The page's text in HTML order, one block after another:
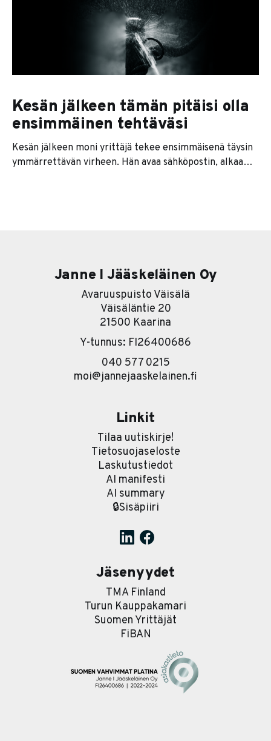
Kesän jälkeen tämän pitäisi olla
ensimmäinen tehtäväsi
Kesän jälkeen moni yrittäjä tekee ensimmäisenä täysin
ymmärrettävän virheen. Hän avaa sähköpostin, alkaa
Janne I Jääskeläinen Oy
Avaruuspuisto Väisälä
Väisäläntie 20
21500 Kaarina
Y-tunnus: FI26400686
040 577 0215
moi@jannejaaskelainen.fi
Linkit
Tilaa uutiskirje!
Tietosuojaseloste
Laskutustiedot
AI manifesti
AI summary
🔒Sisäpiiri
Jäsenyydet
TMA Finland
Turun Kauppakamari
Suomen Yrittäjät
FiBAN